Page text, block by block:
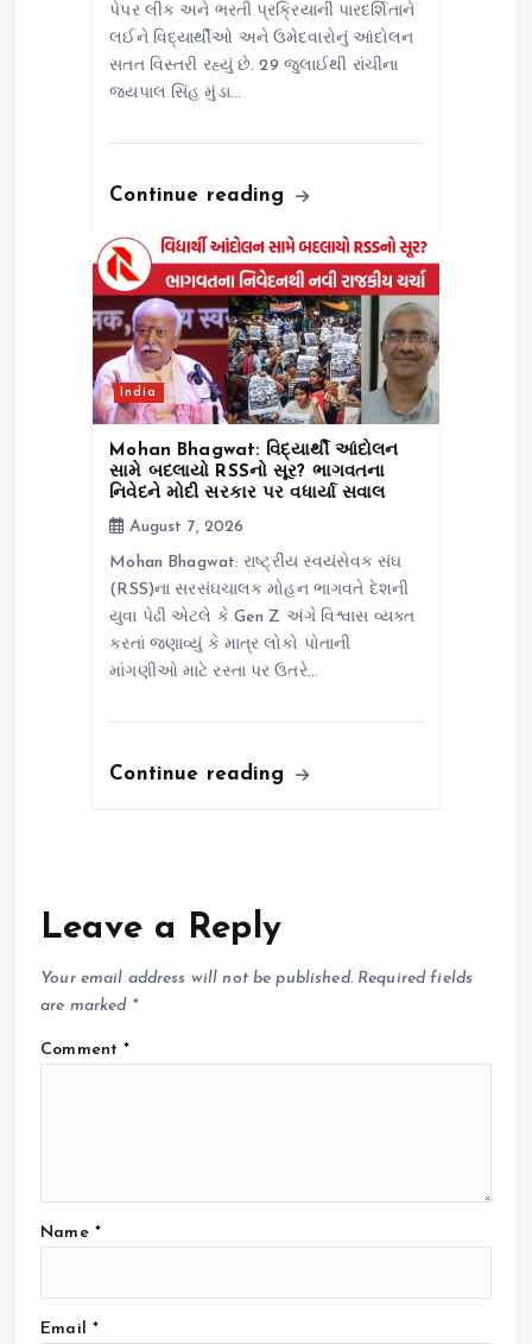
પેપર લીક અને ભરતી પ્રક્રિયાની પારદર્શિતાને
લઈને વિદ્યાર્થીઓ અને ઉમેદવારોનું આંદોલન
સતત વિસ્તરી રહ્યું છે. 29 જુલાઈથી રાંચીના
જયપાલ સિંહ મુંડા…
Continue reading
India
Mohan Bhagwat: વિદ્યાર્થી આંદોલન
સામે બદલાયો RSSનો સૂર? ભાગવતના
નિવેદને મોદી સરકાર પર વધાર્યા સવાલ
August 7, 2026
Mohan Bhagwat: રાષ્ટ્રીય સ્વયંસેવક સંઘ
(RSS)ના સરસંઘચાલક મોહન ભાગવતે દેશની
યુવા પેઢી એટલે કે Gen Z અંગે વિશ્વાસ વ્યક્ત
કરતાં જણાવ્યું કે માત્ર લોકો પોતાની
માંગણીઓ માટે રસ્તા પર ઉતરે…
Continue reading
Leave a Reply
Your email address will not be published. Required fields
are marked *
Comment*
Name *
Email *